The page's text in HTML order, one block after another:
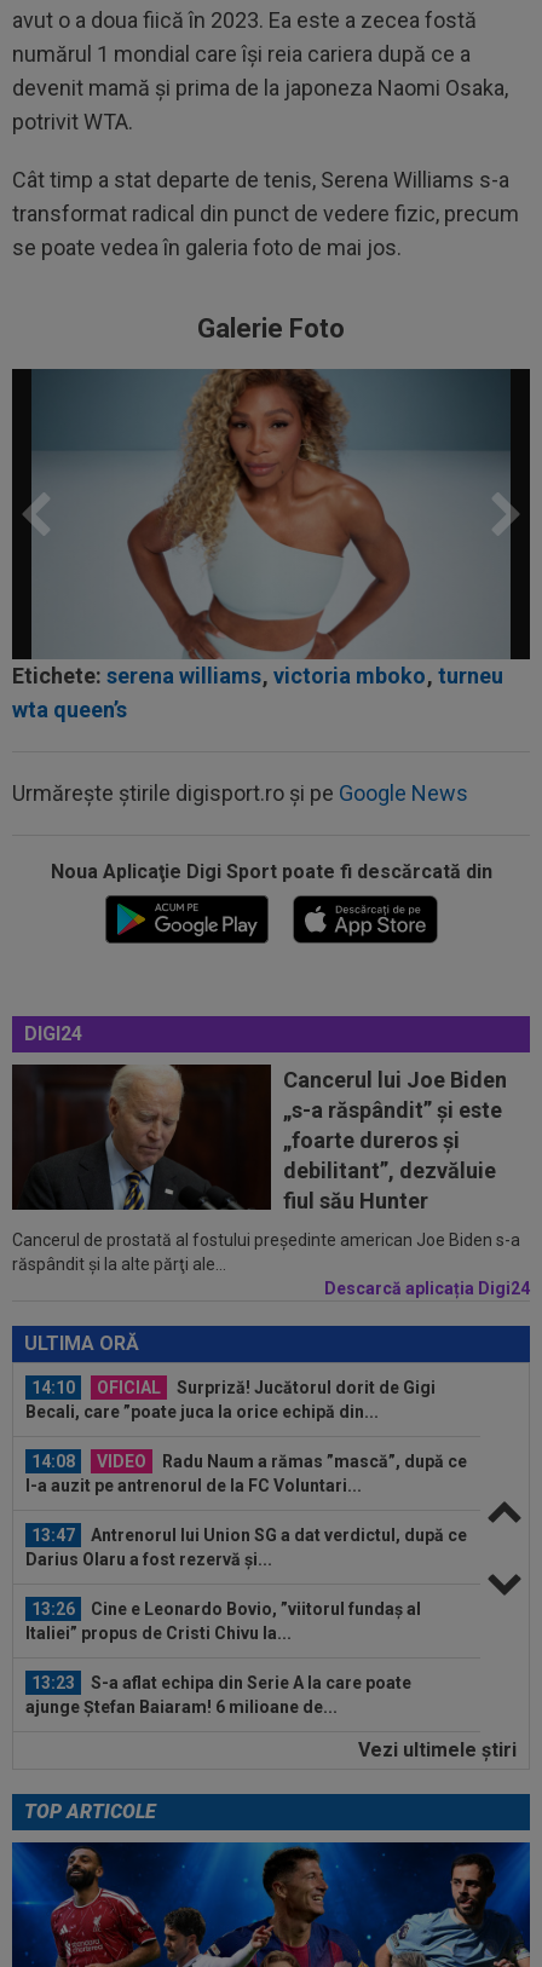
avut o a doua fiică în 2023. Ea este a zecea fostă
numărul 1 mondial care îşi reia cariera după ce a
devenit mamă şi prima de la japoneza Naomi Osaka,
potrivit WTA.
Cât timp a stat departe de tenis, Serena Williams s-a
transformat radical din punct de vedere fizic, precum
se poate vedea în galeria foto de mai jos.
Galerie Foto
Etichete: serena williams, victoria mboko, turneu
wta queen’s
Urmărește știrile digisport.ro și pe Google News
Noua Aplicaţie Digi Sport poate fi descărcată din
DIGI24
Cancerul lui Joe Biden
„s-a răspândit” şi este
„foarte dureros și
debilitant”, dezvăluie
fiul său Hunter
Cancerul de prostată al fostului preşedinte american Joe Biden s-a
răspândit şi la alte părţi ale...
Descarcă aplicația Digi24
ULTIMA ORĂ
14:08 VIDEO
Radu Naum a rămas ”mască”, după ce
l-a auzit pe antrenorul de la FC Voluntari...
Antrenorul lui Union SG a dat verdictul, după ce
13:26
Cine e Leonardo Bovio, ”viitorul fundaș al
Italiei” propus de Cristi Chivu la...
S-a aflat echipa din Serie A la care poate
ajunge Ștefan Baiaram! 6 milioane de...
”Pachet de 6 cifre” + 50.000 de euro pentru
amanta lui Infantino? Comunicat...
14:36 OFICIAL
România și-a anunțat lotul pentru
Campionatul European de la Zagreb
Argeș, după 6-2, 6-1 cu Giannicola Misasi
14:10 OFICIAL
Surpriză! Jucătorul dorit de Gigi
Becali, care ”poate juca la orice echipă din...
14:08 VIDEO
Radu Naum a rămas ”mască”, după ce
l-a auzit pe antrenorul de la FC Voluntari...
13:47
Antrenorul lui Union SG a dat verdictul, după ce
Darius Olaru a fost rezervă și...
13:26
Cine e Leonardo Bovio, ”viitorul fundaș al
Italiei” propus de Cristi Chivu la...
13:23
S-a aflat echipa din Serie A la care poate
ajunge Ștefan Baiaram! 6 milioane de...
”Pachet de 6 cifre” + 50.000 de euro pentru
14:36 OFICIAL
România și-a anunțat lotul pentru
Campionatul European de la Zagreb
14:14 VIDEO
Rareș Pieleanu, campion la Curtea de
Argeș, după 6-2, 6-1 cu Giannicola Misasi
Vezi ultimele ştiri
TOP ARTICOLE